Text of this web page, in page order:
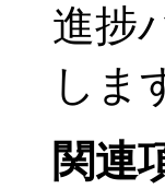
進捗
しま
関連